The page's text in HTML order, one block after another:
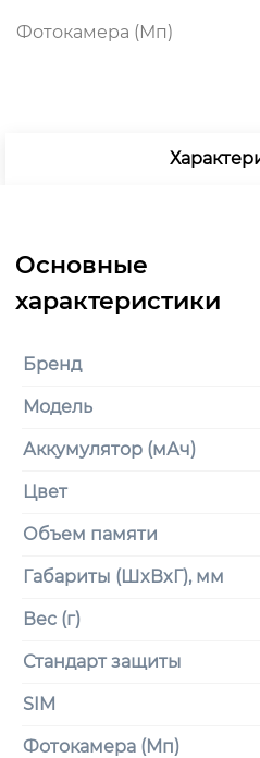
лаймовый
Фотокамера (Мп)
Бренд
Модель
Аккумулятор (мАч)
Цвет
Объем памяти
Габариты (ШxВxГ), мм
Вес (г)
Стандарт защиты
SIM
Фотокамера (Мп)